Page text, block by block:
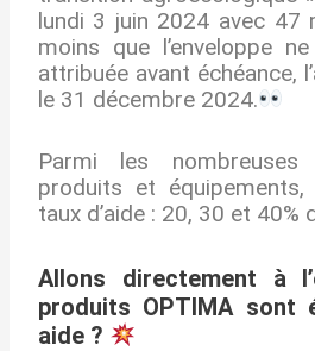
lundi 3 juin 2024 avec 47
moins que l’enveloppe
attribuée avant échéance,
le 31 décembre 2024.
Parmi les nombreuses
produits et
taux d’aide : 20, 30 et 40%
Allons directement à
produits OPTIMA sont
aide ?